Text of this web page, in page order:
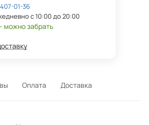
01-36
с 10:00 до 20:00
можно забрать
Оплата Доставка